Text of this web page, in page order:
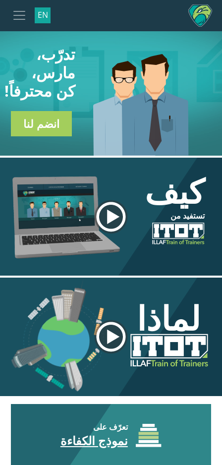
EN
انضم لنا
تدرّب،
مارس،
كن محترفاً!
كيف
تستفيد من
لماذا
تعرّف على
نموذج الكفاءة